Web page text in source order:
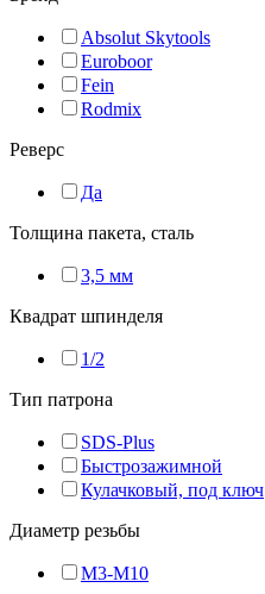
Absolut Skytools
Euroboor
Fein
Rodmix
Реверс
Да
Толщина пакета, сталь
3,5 мм
Квадрат шпинделя
1/2
Тип патрона
SDS-Plus
Быстрозажимной
Кулачковый, под ключ
Диаметр резьбы
M3-M10